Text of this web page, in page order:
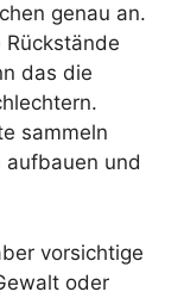
genau an.
das die
sammeln
aufbauen und
vorsichtige
oder